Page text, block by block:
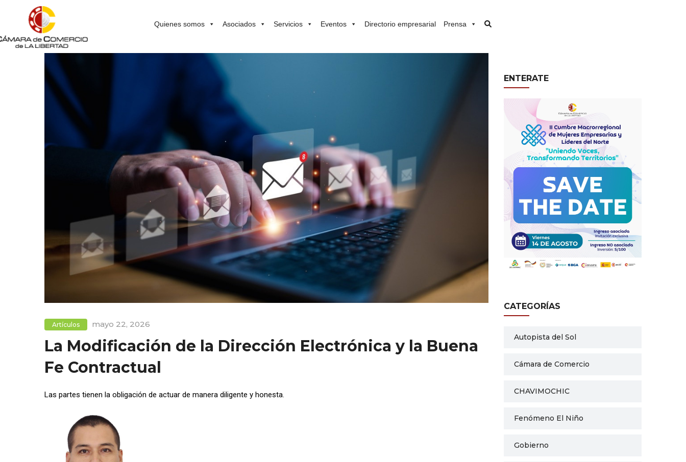
Quienes somos Asociados Servicios Eventos Directorio empresarial Prensa
Artículos mayo 22, 2026
La Modificación de la Dirección Electrónica y la Buena
Fe Contractual
Las partes tienen la obligación de actuar de manera diligente y honesta.
ENTERATE
CATEGORÍAS
Autopista del Sol
Cámara de Comercio
CHAVIMOCHIC
Fenómeno El Niño
Gobierno